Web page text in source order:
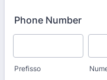
Phone Number
Prefisso